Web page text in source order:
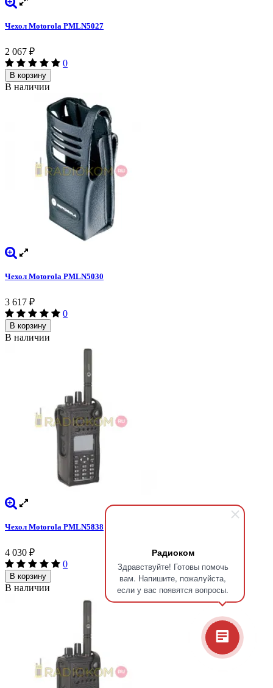
Радиоком
Здравствуйте! Готовы помочь
вам. Напишите, пожалуйста,
если у вас появятся вопросы.
Чехол Motorola PMLN5027
2 067 ₽
0
В корзину
В наличии
Чехол Motorola PMLN5030
3 617 ₽
0
В корзину
В наличии
Чехол Motorola PMLN5838
4 030 ₽
0
В корзину
В наличии